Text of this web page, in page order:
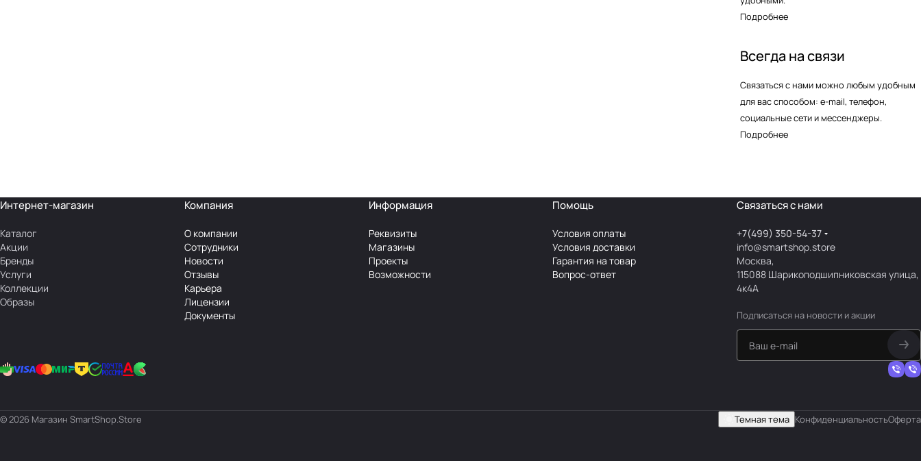
Подробнее
Всегда на связи
Связаться с нами можно любым удобным
для вас способом: e-mail, телефон,
социальные сети и мессенджеры.
Подробнее
Интернет-магазин
Каталог
Акции
Бренды
Услуги
Коллекции
Образы
Компания
О компании
Сотрудники
Новости
Отзывы
Карьера
Лицензии
Документы
Информация
Реквизиты
Магазины
Проекты
Возможности
Помощь
Условия оплаты
Условия доставки
Гарантия на товар
Вопрос-ответ
Связаться с нами
+7(499) 350-54-37
info@smartshop.store
Москва,
115088 Шарикоподшипниковская улица,
4к4А
Подписаться на новости и акции
© 2026 Магазин SmartShop.Store Темная тема КонфиденциальностьОферта